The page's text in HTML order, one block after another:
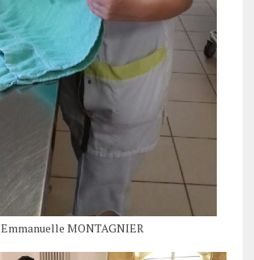
Emmanuelle MONTAGNIER